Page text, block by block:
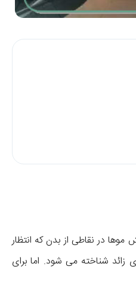
در نقاطی از بدن که انتظار
زائد شناخته می شود. اما برای